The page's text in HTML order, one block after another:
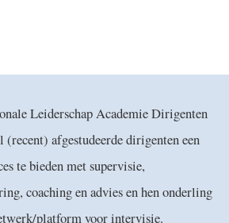
Leiderschap Academie Dirigenten
(recent) afgestudeerde dirigenten een
te bieden met supervisie,
coaching en advies en hen onderling
platform voor intervisie.